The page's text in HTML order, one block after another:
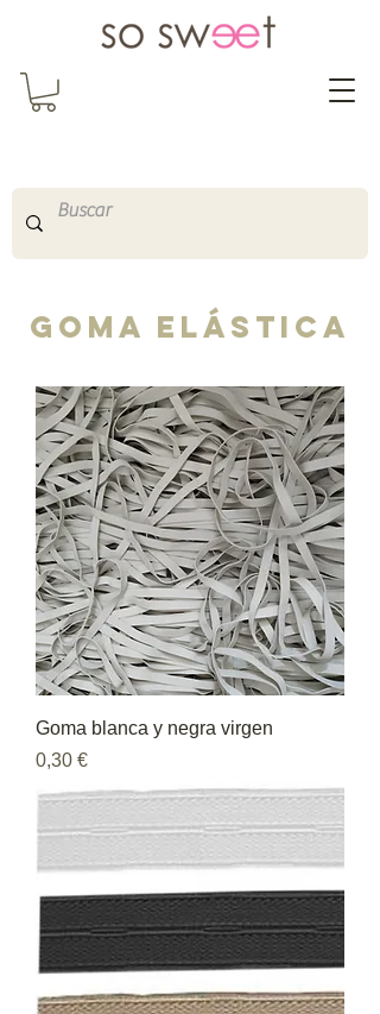
​Goma elástica
Goma blanca y negra virgen
Precio
0,30 €